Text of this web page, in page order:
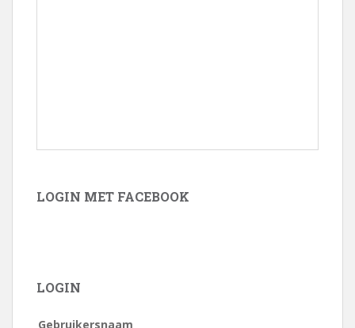
LOGIN MET FACEBOOK
LOGIN
Gebruikersnaam